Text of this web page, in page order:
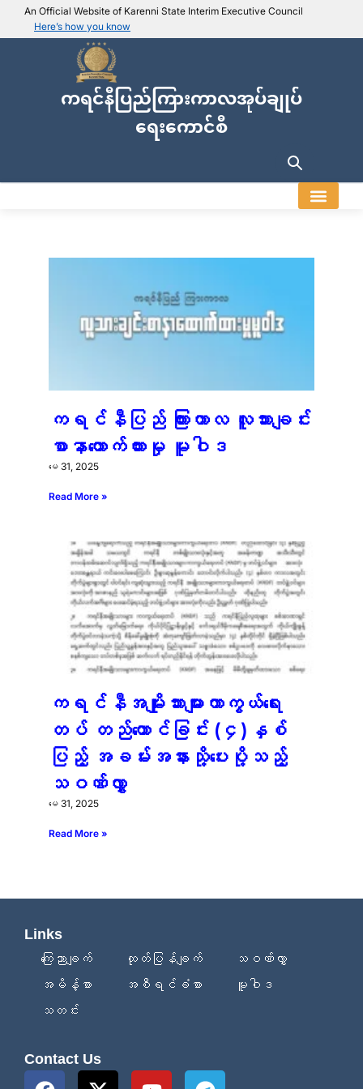
An Official Website of Karenni State Interim Executive Council
Here’s how you know
IEC official website links
Usually end with .ieckarenni.org
Trusted websites
Secure websites use HTTPS
or a URL starting with
ကရင်နီပြည်ကြားကာလအုပ်ချုပ်
ရေးကောင်စီ
ကရင်နီပြည် ကြားကာလ လူသားချင်း
စာနာထောက်ထားမှု မူဝါဒ
မေ 31, 2025
Read More »
ကရင်နီအမျိုးသားများကာကွယ်ရေး
တပ် တည်ထောင်ခြင်း (၄)နှစ်
ပြည့် အခမ်းအနားသို့ပေးပို့သည့်
သဝဏ်လွှာ
မေ 31, 2025
Read More »
Links
ကြေညာချက်
ထုတ်ပြန်ချက်
သဝဏ်လွှာ
အမိန့်စာ
အစီရင်ခံစာ
မူဝါဒ
သတင်း
Contact Us